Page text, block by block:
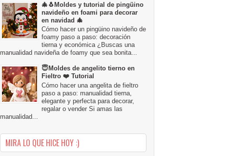
🎄🐧Moldes y tutorial de pingüino
navideño en foami para decorar
en navidad 🎄
Cómo hacer un pingüino navideño de
foamy paso a paso: decoración
tierna y económica ¿Buscas una
manualidad navideña de foamy que sea bonita...
😇Moldes de angelito tierno en
Fieltro ❤️ Tutorial
Cómo hacer una angelita de fieltro
paso a paso: manualidad tierna,
elegante y perfecta para decorar,
regalar o vender Si amas las
manualidad...
MIRA LO QUE HICE HOY :)